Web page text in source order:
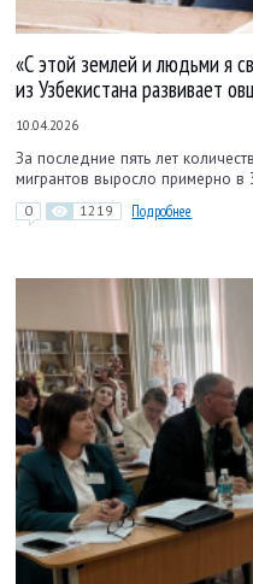
«С этой землей и людьми я
из Узбекистана развивает
10.04.2026
За последние пять лет
мигрантов выросло примерно в
0 1219 Подробнее